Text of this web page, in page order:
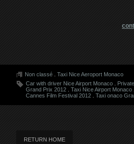
Non classé
Taxi Nice Aeroport Monaco
Car with driver Nice Airport Monaco
Grand Prix 2012
Taxi Nice Airport Monaco
Cannes Film Festival 2012
Taxi onaco
RETURN HOME